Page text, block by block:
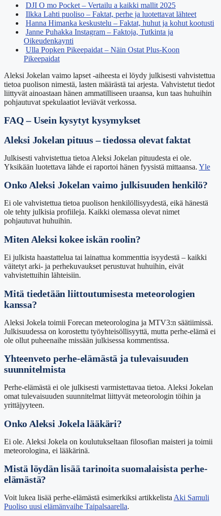
DJI O mo Pocket – Vertailu a kaikki mallit 2025
Ilkka Lahti puoliso – Faktat, perhe ja luotettavat lähteet
Hanna Himanka keskustelu – Faktat, huhut ja kohut kootusti
Janne Puhakka Instagram – Faktoja, Tutkinta ja
Oikeudenkaynti
Ulla Popken Pikeepaidat – Näin Ostat Plus-Koon
Pikeepaidat
Aleksi Jokelan vaimo lapset -aiheesta ei löydy julkisesti vahvistettua
tietoa puolison nimestä, lasten määrästä tai arjesta. Vahvistetut tiedot
liittyvät ainoastaan hänen ammatilliseen uraansa, kun taas huhuihin
pohjautuvat spekulaatiot leviävät verkossa.
FAQ – Usein kysytyt kysymykset
Aleksi Jokelan pituus – tiedossa olevat faktat
Julkisesti vahvistettua tietoa Aleksi Jokelan pituudesta ei ole.
Yksikään luotettava lähde ei raportoi hänen fyysistä mittaansa. Yle
Onko Aleksi Jokelan vaimo julkisuuden henkilö?
Ei ole vahvistettua tietoa puolison henkilöllisyydestä, eikä hänestä
ole tehty julkisia profiileja. Kaikki olemassa olevat nimet
pohjautuvat huhuihin.
Miten Aleksi kokee iskän roolin?
Ei julkista haastattelua tai lainattua kommenttia isyydestä – kaikki
väitetyt arki- ja perhekuvaukset perustuvat huhuihin, eivät
vahvistettuihin lähteisiin.
Mitä tiedetään liittoutumisesta meteorologien
kanssa?
Aleksi Jokela toimii Forecan meteorologina ja MTV3:n säätiimissä.
Julkisuudessa on korostettu työyhteisöllisyyttä, mutta perhe-elämä ei
ole ollut puheenaihe missään julkisessa kommentissa.
Yhteenveto perhe-elämästä ja tulevaisuuden
suunnitelmista
Perhe-elämästä ei ole julkisesti varmistettavaa tietoa. Aleksi Jokelan
omat tulevaisuuden suunnitelmat liittyvät meteorologin töihin ja
yrittäjyyteen.
Onko Aleksi Jokela lääkäri?
Ei ole. Aleksi Jokela on koulutukseltaan filosofian maisteri ja toimii
meteorologina, ei lääkärinä.
Mistä löydän lisää tarinoita suomalaisista perhe-
elämästä?
Voit lukea lisää perhe-elämästä esimerkiksi artikkelista Aki Samuli
Puoliso uusi elämänvaihe Taipalsaarella.